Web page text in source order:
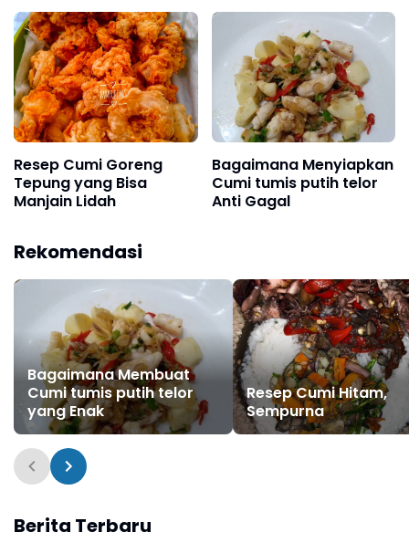
Resep Cumi Goreng
Tepung yang Bisa
Manjain Lidah
Bagaimana Menyiapkan
Cumi tumis putih telor
Anti Gagal
Rekomendasi
Bagaimana Membuat
Cumi tumis putih telor
yang Enak
Resep Cumi Hitam,
Sempurna
Berita Terbaru